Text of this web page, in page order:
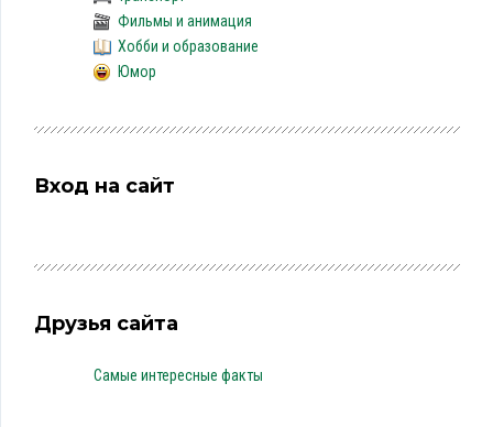
Фильмы и анимация
Хобби и образование
Юмор
Вход на сайт
Друзья сайта
Самые интересные факты